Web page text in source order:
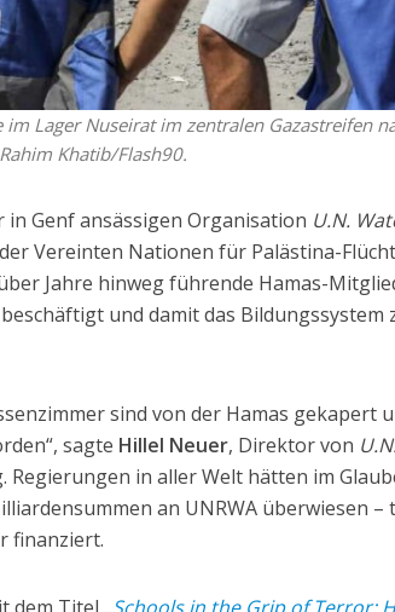
im Lager Nuseirat im zentralen Gazastreifen
Khatib/Flash90.
in Genf ansässigen Organisation U.N.
Vereinten Nationen für Palästina-
Jahre hinweg führende Hamas-
und damit das Bildungssystem
sind von der Hamas gekapert
sagte Hillel Neuer, Direktor von
Regierungen in aller Welt hätten im
an UNRWA überwiesen
finanziert.